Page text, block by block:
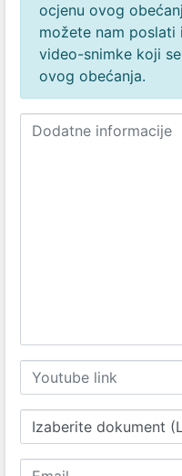
ocjenu ovog
možete nam
video-snimke koji
ovog obećanja.
Izaberite dokument